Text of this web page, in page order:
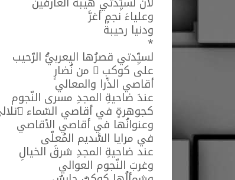
وعلياءَ نجمٍ أغرَّ
ودنيا رحيبة
*
لسيِّدتي قصرُها اليعربيُّ الرّحيب
على كوكب ٍ من نُضارٍ
أقاصي الذّرا والمعالي
عندَ ضاحيةِ المجدِ مسرى النّجوم
كجوهرةٍ في أقاصي السّماء
وعنوانُها في أقاصي الأقاصي
في مرايا السَّديم المُعلّى
عند ضاحيةِ المجدِ شرقَ الخيالِ
وغربَ النّجوم العوالي